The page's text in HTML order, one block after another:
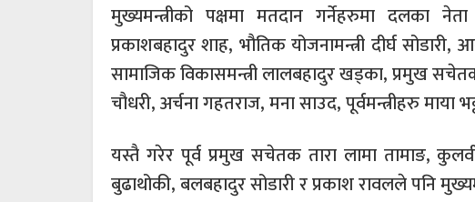
मुख्यमन्त्रीको पक्षमा मतदान गर्नेहरुमा दलका
प्रकाशबहादुर शाह, भौतिक योजनामन्त्री दीर्घ सोडारी,
सामाजिक विकासमन्त्री लालबहादुर खड्का, प्रमुख
चौधरी, अर्चना गहतराज, मना साउद, पूर्वमन्त्रीहरु माया
यस्तै गरेर पूर्व प्रमुख सचेतक तारा लामा तामाङ,
बुढाथोकी, बलबहादुर सोडारी र प्रकाश रावलले पनि